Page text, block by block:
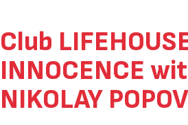
Club
INNOCENCE
NIKOLAY